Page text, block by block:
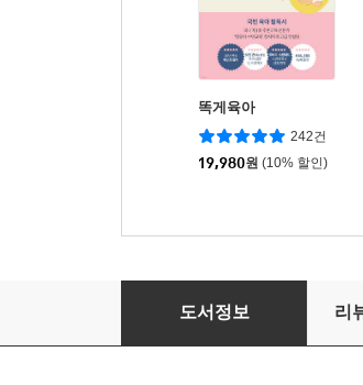
똑게육아
242건
19,980원 (10% 할인)
느림보 수면교육
도서정보 리